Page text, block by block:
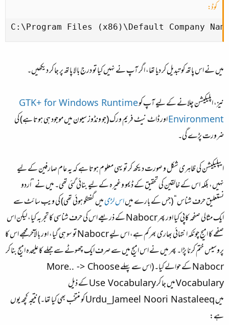
کوڈ:
C:\Program Files (x86)\Default Company
میں نے اس پاتھ کو تبدیل کر دیا تھا، اگر آپ نے نہیں کیا تو درج بالا پاتھ پر جا کر دیکھیں۔
نیز، اپلیکیشن چلانے کے لیے آپ کوGTK+ for Windows Runtime
Environmentاور ڈاٹ نیٹ فریم ورک (جو ونڈوز سیون میں موجود ہی ہوتا ہے) کی
ضرورت پڑے گی۔
ایپلیکیشن کی ظاہری شکل و صورت دیکھ کر تو یہی معلوم ہوتا ہے کہ یہ عام صارفین کے لیے
نہیں، بلکہ اس کے خالقین کی تحقیق کے ڈیمو وغیرہ کے لیے بنائی گئی تھی۔ میں نے ”اُردو
نستعلیق حرف شناس“ (جس کے بارے میںاس لڑیمیں گفتگو ہوئی تھی) کی ویب سائٹ سے
ایک مثالی صفحہ کاپی کیا اور پھرNabocrکے ذریعے اس کی حرف شناسی کا تجربہ کیا، لیکن اس
صفحے کا امیج چونکہ انتہائی بھاری بھرکم ہے، اس لیےNabocrتو سو ہی گیا، اور بالآخر مجھے اس کا
پروسیس ختم کرنا پڑا۔ پھر میں نے اس امیج میں سے صرف ایک چھوٹے سے جملے کا علیحدہ امیج بنا کر
Nabocrکے حوالے کیا۔ (اس سے پہلےMore.. -> Choose
Vocabularyمیں جا کرUse Vocabularyکے ذیل
میںUrdu_Jameel Noori Nastaleeqکو منتخب بھی کیا تھا۔) نتیجہ کچھ یوں
ہے: